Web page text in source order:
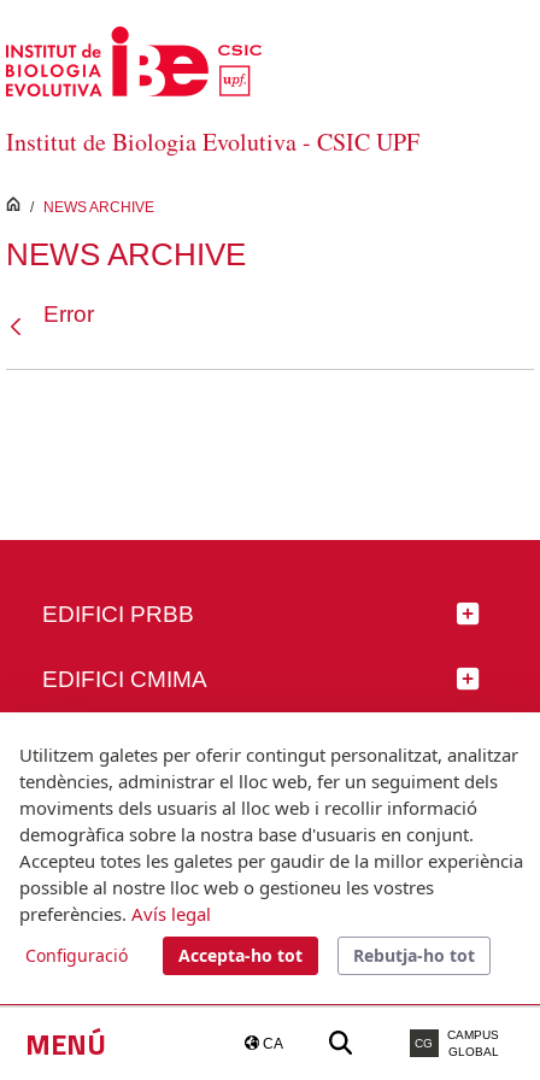
Salta al contingut principal
Institut de Biologia Evolutiva - CSIC UPF
MENÚ CA CG
CAMPUS
GLOBAL
inici
/ NEWS ARCHIVE
NEWS ARCHIVE
Error
EDIFICI PRBB
EDIFICI CMIMA
SEGUEIX-NOS
© Universitat Pompeu Fabra
Barcelona
T.(+34) 93 542 20 00
Utilitzem galetes per oferir contingut personalitzat, analitzar
tendències, administrar el lloc web, fer un seguiment dels
moviments dels usuaris al lloc web i recollir informació
demogràfica sobre la nostra base d'usuaris en conjunt.
Accepteu totes les galetes per gaudir de la millor experiència
possible al nostre lloc web o gestioneu les vostres
preferències. Avís legal
Configuració Accepta-ho tot Rebutja-ho tot